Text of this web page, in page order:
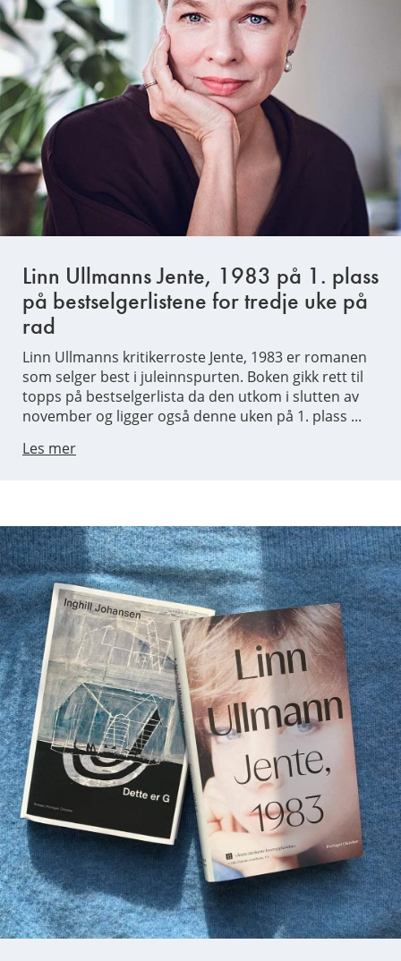
Linn Ullmanns Jente, 1983 på 1. plass
på bestselgerlistene for tredje uke på
rad
Linn Ullmanns kritikerroste Jente, 1983 er romanen
som selger best i juleinnspurten. Boken gikk rett til
topps på bestselgerlista da den utkom i slutten av
november og ligger også denne uken på 1. plass ...
Les mer